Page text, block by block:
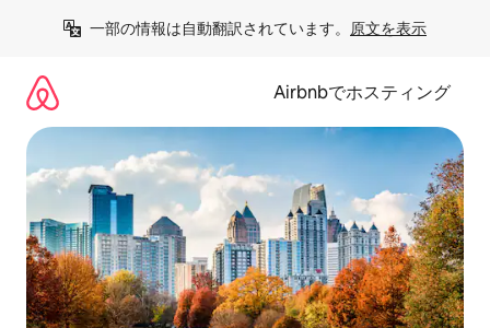
一部の情報は自動翻訳されています。 原文を表示
Airbnbでホスティング